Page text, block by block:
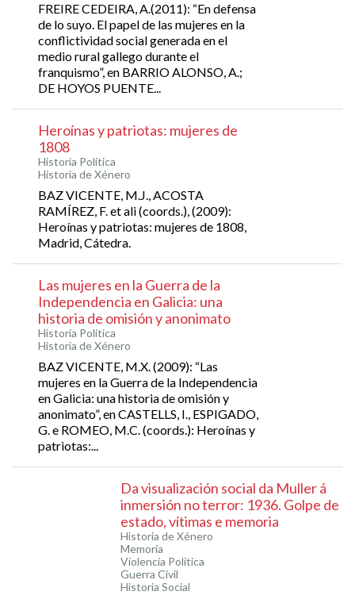
FREIRE CEDEIRA, A.(2011): “En defensa
de lo suyo. El papel de las mujeres en la
conflictividad social generada en el
medio rural gallego durante el
franquismo”, en BARRIO ALONSO, A.;
DE HOYOS PUENTE...
Heroínas y patriotas: mujeres de
1808
Historia Política
Historia de Xénero
BAZ VICENTE, M.J., ACOSTA
RAMÍREZ, F. et ali (coords.), (2009):
Heroínas y patriotas: mujeres de 1808,
Madrid, Cátedra.
Las mujeres en la Guerra de la
Independencia en Galicia: una
historia de omisión y anonimato
Historia Política
Historia de Xénero
BAZ VICENTE, M.X. (2009): “Las
mujeres en la Guerra de la Independencia
en Galicia: una historia de omisión y
anonimato”, en CASTELLS, I., ESPIGADO,
G. e ROMEO, M.C. (coords.): Heroínas y
patriotas:...
Da visualización social da Muller á
inmersión no terror: 1936. Golpe de
estado, vítimas e memoria
Historia de Xénero
Memoria
Violencia Política
Guerra Civil
Historia Social